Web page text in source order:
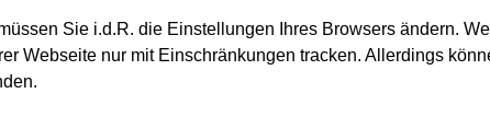
Sie i.d.R. die Einstellungen Ihres Browsers ändern.
Webseite nur mit Einschränkungen tracken. Allerdings